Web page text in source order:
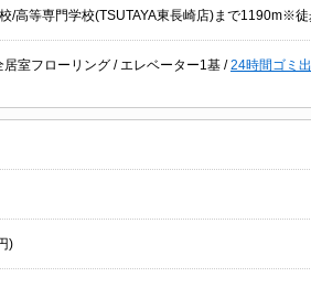
/高等専門学校(TSUTAYA東長崎店)まで1190m※
居室フローリング / エレベーター1基 /24時間ゴミ
)